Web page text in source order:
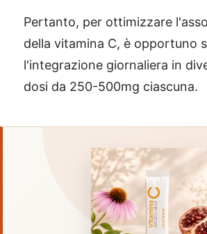
Pertanto, per ottimizzare
della vitamina C, è opportuno
l'integrazione giornaliera in
dosi da 250-500mg ciascuna.